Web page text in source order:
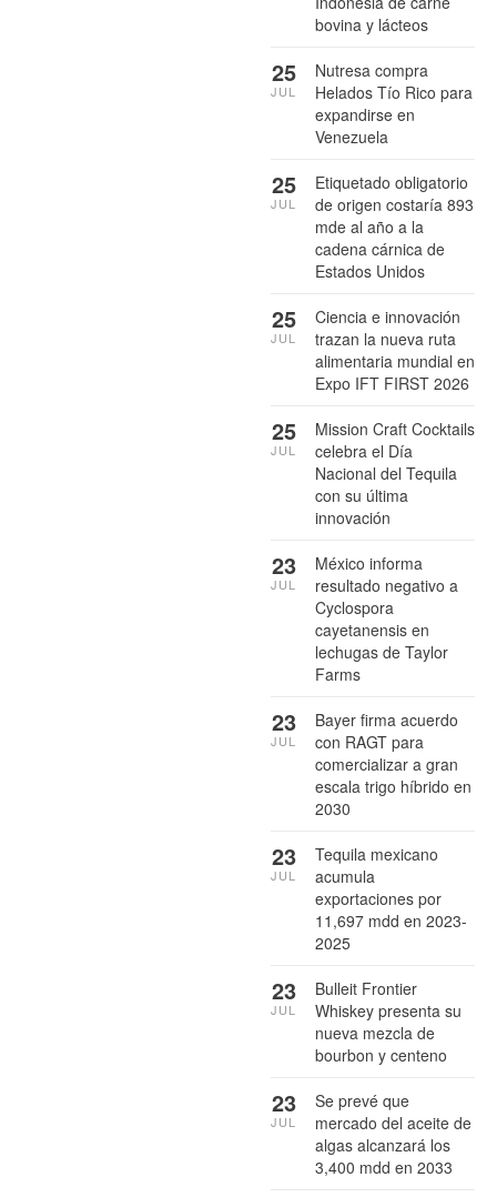
bovina y lácteos
Nutresa compra
Helados Tío Rico para
expandirse en
Venezuela
25
JUL
Etiquetado obligatorio
de origen costaría 893
mde al año a la
cadena cárnica de
Estados Unidos
25
JUL
Ciencia e innovación
trazan la nueva ruta
alimentaria mundial en
Expo IFT FIRST 2026
25
JUL
Mission Craft Cocktails
celebra el Día
Nacional del Tequila
con su última
innovación
25
JUL
México informa
resultado negativo a
Cyclospora
cayetanensis en
lechugas de Taylor
Farms
23
JUL
Bayer firma acuerdo
con RAGT para
comercializar a gran
escala trigo híbrido en
2030
23
JUL
Tequila mexicano
acumula
exportaciones por
11,697 mdd en 2023-
2025
23
JUL
Bulleit Frontier
Whiskey presenta su
nueva mezcla de
bourbon y centeno
23
JUL
Se prevé que
mercado del aceite de
algas alcanzará los
3,400 mdd en 2033
23
JUL